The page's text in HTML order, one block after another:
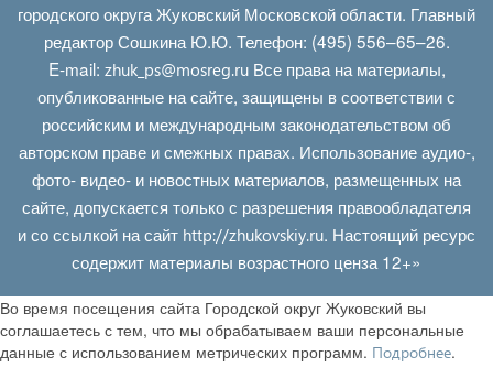
городского округа Жуковский Московской области. Главный
редактор Сошкина Ю.Ю. Телефон: (495) 556–65–26.
E‑mail: zhuk_ps@mosreg.ruВсе права на материалы,
опубликованные на сайте, защищены в соответствии с
российским и международным законодательством об
авторском праве и смежных правах. Использование аудио-,
фото- видео- и новостных материалов, размещенных на
сайте, допускается только с разрешения правообладателя
и со ссылкой на сайт http://zhukovskiy.ru. Настоящий ресурс
содержит материалы возрастного ценза 12+»
Во время посещения сайта Городской округ Жуковский вы
соглашаетесь с тем, что мы обрабатываем ваши персональные
данные с использованием метрических программ. Подробнее.